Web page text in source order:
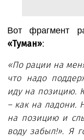
Вот фрагмент
«Туман»:
«По рации на
что надо
иду на позицию.
– как на ладони.
на позицию и
воду забыл!». Я